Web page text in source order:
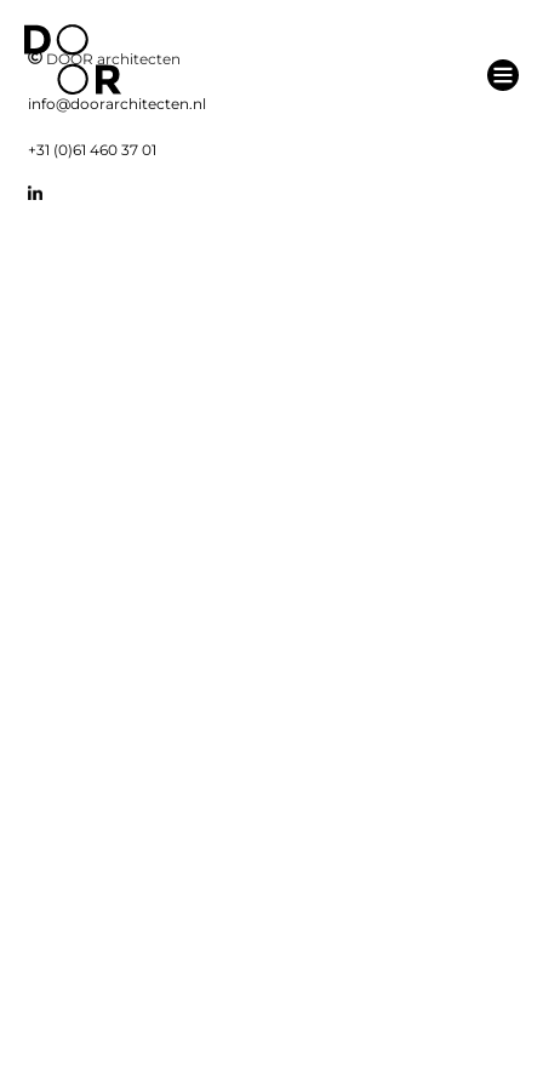
DOOR architecten
info@doorarchitecten.nl
+31 (0)61 460 37 01